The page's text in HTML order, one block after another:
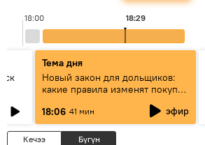
18:00 18:29
Тема дня
Новый закон для дольщиков:
какие правила изменят покупку
18:06 41 мин эфир
Кечээ Бүгүн